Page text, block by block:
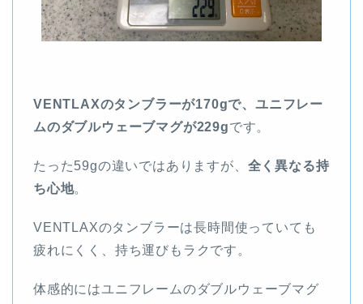
VENTLAXのタンブラーが170gで、ユニフレー
ムのダブルウェーブマグが229gです。
たった59gの違いではありますが、 全く異なる持
ち心地。
VENTLAXのタンブラーは長時間使っていても
疲れにくく、持ち運びもラクです。
体感的にはユニフレームのダブルウェーブマグ